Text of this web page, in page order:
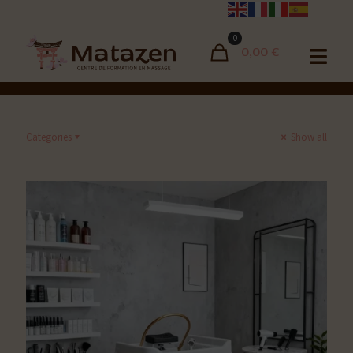
0
0,00 €
Izumi
Categories Show all